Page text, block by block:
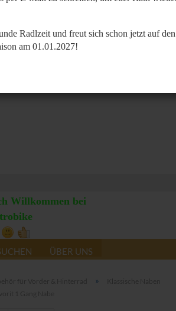
Radlzeit und freut sich schon jetzt auf den
am 01.01.2027!
Willkommen bei
ÜBER UNS
»